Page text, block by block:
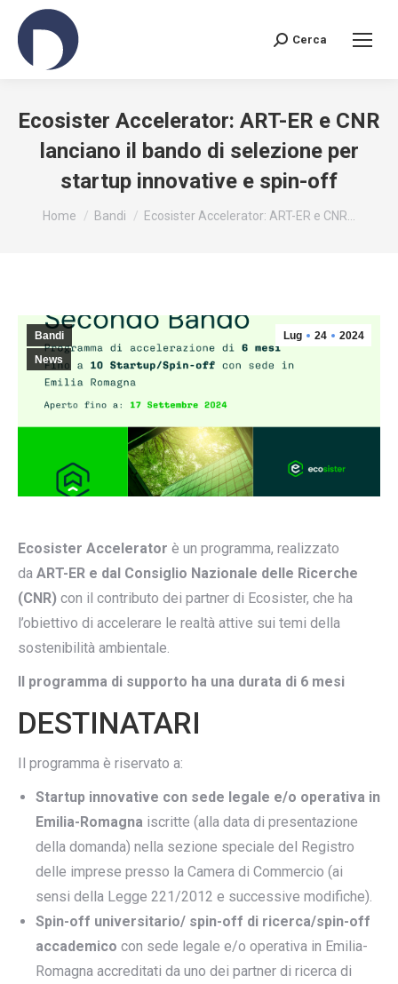
Search:
Cerca
Ecosister Accelerator: ART-ER e CNR
lanciano il bando di selezione per
startup innovative e spin-off
You are here:
Home Bandi Ecosister Accelerator: ART-ER e CNR…
Lug 24 2024
Bandi
News
Ecosister Accelerator è un programma, realizzato
da ART-ER e dal Consiglio Nazionale delle Ricerche
(CNR) con il contributo dei partner di Ecosister, che ha
l’obiettivo di accelerare le realtà attive sui temi della
sostenibilità ambientale.
Il programma di supporto ha una durata di 6 mesi
DESTINATARI
Il programma è riservato a:
Startup innovative con sede legale e/o operativa in
Emilia-Romagna iscritte (alla data di presentazione
della domanda) nella sezione speciale del Registro
delle imprese presso la Camera di Commercio (ai
sensi della Legge 221/2012 e successive modifiche).
Spin-off universitario/ spin-off di ricerca/spin-off
accademico con sede legale e/o operativa in Emilia-
Romagna accreditati da uno dei partner di ricerca di